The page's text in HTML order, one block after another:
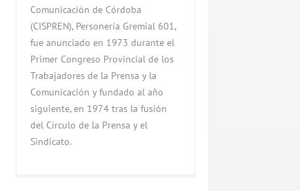
Comunicación de Córdoba
(CISPREN), Personería Gremial 601,
fue anunciado en 1973 durante el
Primer Congreso Provincial de los
Trabajadores de la Prensa y la
Comunicación y fundado al año
siguiente, en 1974 tras la fusión
del Círculo de la Prensa y el
Sindicato.